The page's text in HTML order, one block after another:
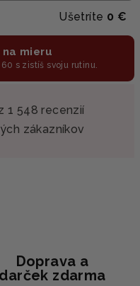
Ušetríte 0 €
mieru
s zistíš svoju rutinu.
1 548 recenzií
zákazníkov
Doprava a
darček zdarma